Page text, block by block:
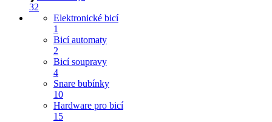
32
Elektronické bicí
1
Bicí automaty
2
Bicí soupravy
4
Snare bubínky
10
Hardware pro bicí
15